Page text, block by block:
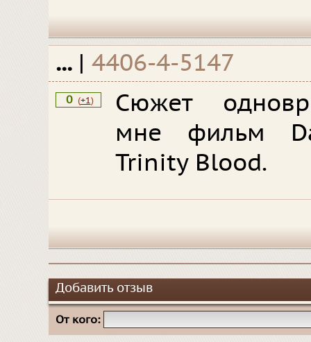
... | 4406-4-5147
0 (+1)
Сюжет
мне фильм
Trinity Blood.
Добавить отзыв
От кого: